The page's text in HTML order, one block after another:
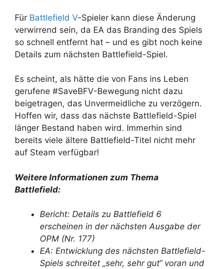
Für Battlefield V-Spieler kann diese Änderung
verwirrend sein, da EA das Branding des Spiels
so schnell entfernt hat – und es gibt noch keine
Details zum nächsten Battlefield-Spiel.
Es scheint, als hätte die von Fans ins Leben
gerufene #SaveBFV-Bewegung nicht dazu
beigetragen, das Unvermeidliche zu verzögern.
Hoffen wir, dass das nächste Battlefield-Spiel
länger Bestand haben wird. Immerhin sind
bereits viele ältere Battlefield-Titel nicht mehr
auf Steam verfügbar!
Weitere Informationen zum Thema
Battlefield:
Bericht: Details zu Battlefield 6
erscheinen in der nächsten Ausgabe der
OPM (Nr. 177)
EA: Entwicklung des nächsten Battlefield-
Spiels schreitet „sehr, sehr gut“ voran und